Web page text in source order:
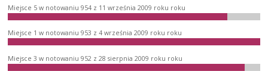
Miejsce 5 w notowaniu 954 z 11 września 2009 roku roku
Miejsce 1 w notowaniu 953 z 4 września 2009 roku roku
Miejsce 3 w notowaniu 952 z 28 sierpnia 2009 roku roku